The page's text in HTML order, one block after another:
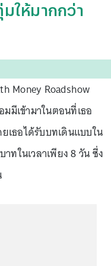
ให้มากกว่า
Money Roadshow
มีเข้ามาในตอนที่เธอ
เธอได้รับบทเดินแบบใน
ทในเวลาเพียง 8 วัน ซึ่ง